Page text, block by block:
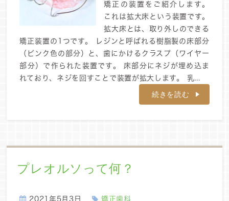
矯正の装置をご紹介します。
これは拡大床という装置です。
拡大床とは、取り外しのできる
矯正装置の1つです。 レジンと呼ばれる樹脂製の床部分
（ピンク色の部分）と、歯にかけるクラスプ（ワイヤー
部分）で作られた装置です。 床部分にネジが埋め込ま
れており、ネジを回すことで装置が拡大します。 乳...
続きを読む
プレオルソって何？
2021年5月3日 矯正歯科